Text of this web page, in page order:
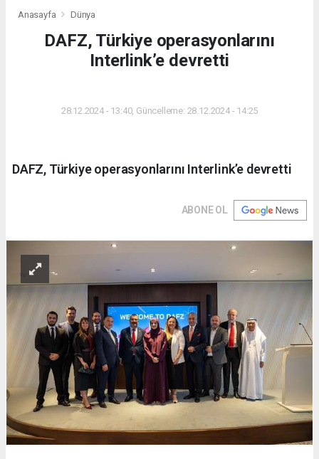
Anasayfa Dünya
DAFZ, Türkiye operasyonlarını
Interlink’e devretti
28.12.2024 - 13:40, Güncelleme: 28.12.2024 - 14:25
DAFZ, Türkiye operasyonlarını Interlink’e devretti
ABONE OL